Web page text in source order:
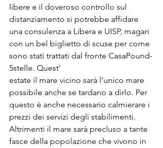
libere e il doveroso controllo sul
distanziamento si potrebbe affidare
una consulenza a Libera e UISP, magari
con un bel biglietto di scuse per come
sono stati trattati dal fronte CasaPound-
5stelle. Quest’
estate il mare vicino sarà l’unico mare
possibile anche se tardano a dirlo. Per
questo è anche necessario calmierare i
prezzi dei servizi degli stabilimenti.
Altrimenti il mare sarà precluso a tante
fasce della popolazione che vivono in